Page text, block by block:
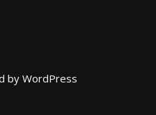
by WordPress